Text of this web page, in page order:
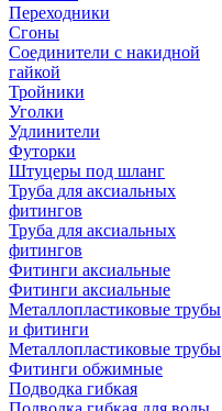
Переходники
Сгоны
Соединители с накидной
гайкой
Тройники
Уголки
Удлинители
Футорки
Штуцеры под шланг
Труба для аксиальных
фитингов
Труба для аксиальных
фитингов
Фитинги аксиальные
Фитинги аксиальные
Металлопластиковые трубы
и фитинги
Металлопластиковые трубы
Фитинги обжимные
Подводка гибкая